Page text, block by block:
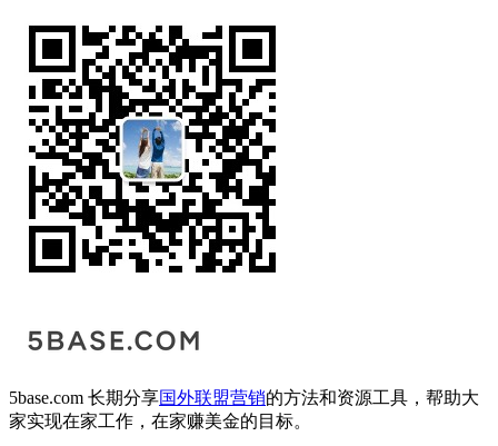
5base.com 长期分享国外联盟营销的方法和资源工具，帮助大
家实现在家工作，在家赚美金的目标。